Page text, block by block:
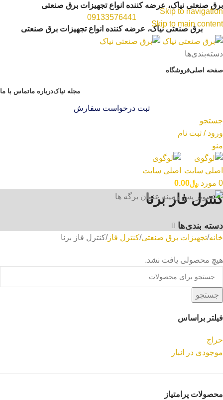
Skip to navigation
Skip to main content
برق صنعتی نیاک، عرضه کننده انواع تجهیزات برق صنعتی
09133576441
برق صنعتی نیاک، عرضه کننده انواع تجهیزات برق صنعتی
دسته‌بندی‌ها
صفحه اصلیفروشگاه
مجله نیاکدرباره ماتماس با ما
ثبت درخواست سفارش
جستجو
ورود / ثبت نام
منو
0 مورد ﷼0.00
کنترل فاز برنا
دسته بندی‌ها
فیلتر براساس
حراج
موجودی در انبار
محصولات پرامتیاز
خانه تجهیزات برق صنعتی کنترل فاز کنترل فاز برنا
هیچ محصولی یافت نشد.
جستجو